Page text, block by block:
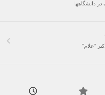
دانشگاهها
“غلام”